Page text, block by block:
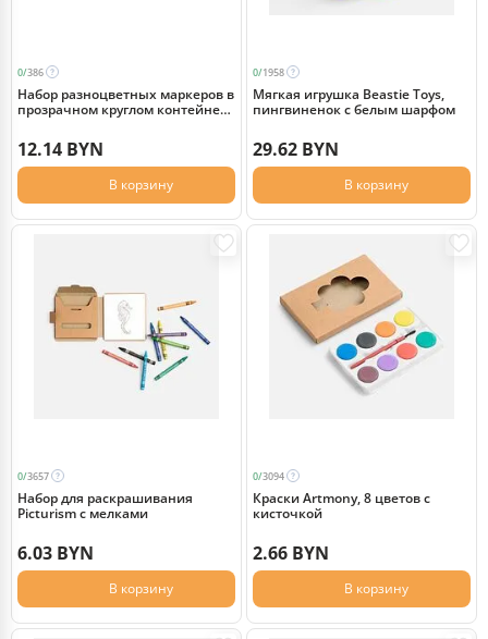
0/386
Набор разноцветных маркеров в
прозрачном круглом контейнере
12.14 BYN
В корзину
0/1958
Мягкая игрушка Beastie Toys,
пингвиненок с белым шарфом
29.62 BYN
В корзину
0/3657
Набор для раскрашивания
Picturism с мелками
6.03 BYN
В корзину
0/3094
Краски Artmony, 8 цветов с
кисточкой
2.66 BYN
В корзину